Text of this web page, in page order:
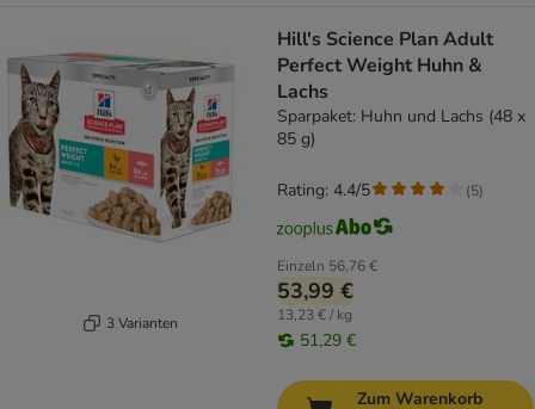
3 Varianten
Hill's Science Plan Adult
Perfect Weight Huhn &
Lachs
Sparpaket: Huhn und Lachs (48 x
85 g)
Einzeln 56,76 €
53,99 €
13,23 € / kg
51,29 €
Rating: 4.4/5 (5)
Zum Warenkorb